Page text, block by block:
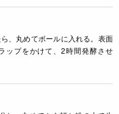
、丸めてボールに入れる。表面
ップをかけて、2時間発酵させ